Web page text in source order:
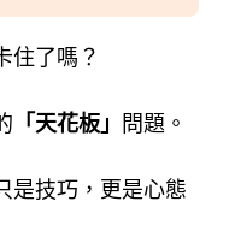
住了嗎？
「天花板」 問題。
是技巧，更是心態